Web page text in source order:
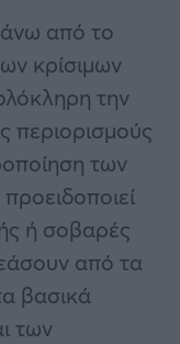
από το
κρίσιμων
την
περιορισμούς
των
ή σοβαρές
από τα
βασικά
των